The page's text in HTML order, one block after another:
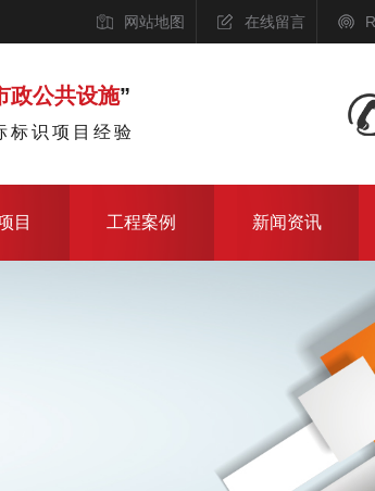
网站地图 在线留言
政公共设施”
标识项目经验
目 工程案例 新闻资讯